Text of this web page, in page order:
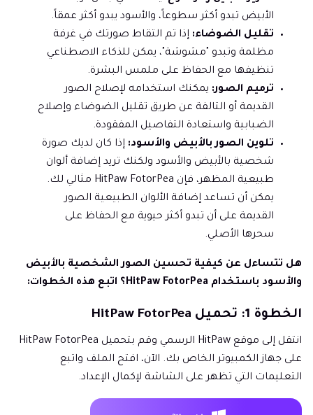
الأبيض تبدو أكثر سطوعاً، والأسود يبدو أكثر عمقاً.
تقليل الضوضاء: إذا تم التقاط صورتك في غرفة
مظلمة وتبدو "مشوشة"، يمكن للذكاء الاصطناعي
تنظيفها مع الحفاظ على ملمس البشرة.
ترميم الصور: يمكنك استخدامه لإصلاح الصور
القديمة أو التالفة عن طريق تقليل الضوضاء وإصلاح
الضبابية واستعادة التفاصيل المفقودة.
تلوين الصور بالأبيض والأسود: إذا كان لديك صورة
شخصية بالأبيض والأسود ولكنك تريد إضافة ألوان
طبيعية المظهر، فإن HitPaw FotorPea مثالي لك.
يمكن أن تساعد إضافة الألوان الطبيعية الصور
القديمة على أن تبدو أكثر حيوية مع الحفاظ على
سحرها الأصلي.
هل تتساءل عن كيفية تحسين الصور الشخصية بالأبيض
والأسود باستخدام HitPaw FotorPea؟ اتبع هذه الخطوات:
الخطوة 1: تحميل HitPaw FotorPea
انتقل إلى موقع HitPaw الرسمي وقم بتحميل HitPaw FotorPea
على جهاز الكمبيوتر الخاص بك. الآن، افتح الملف واتبع
التعليمات التي تظهر على الشاشة لإكمال الإعداد.